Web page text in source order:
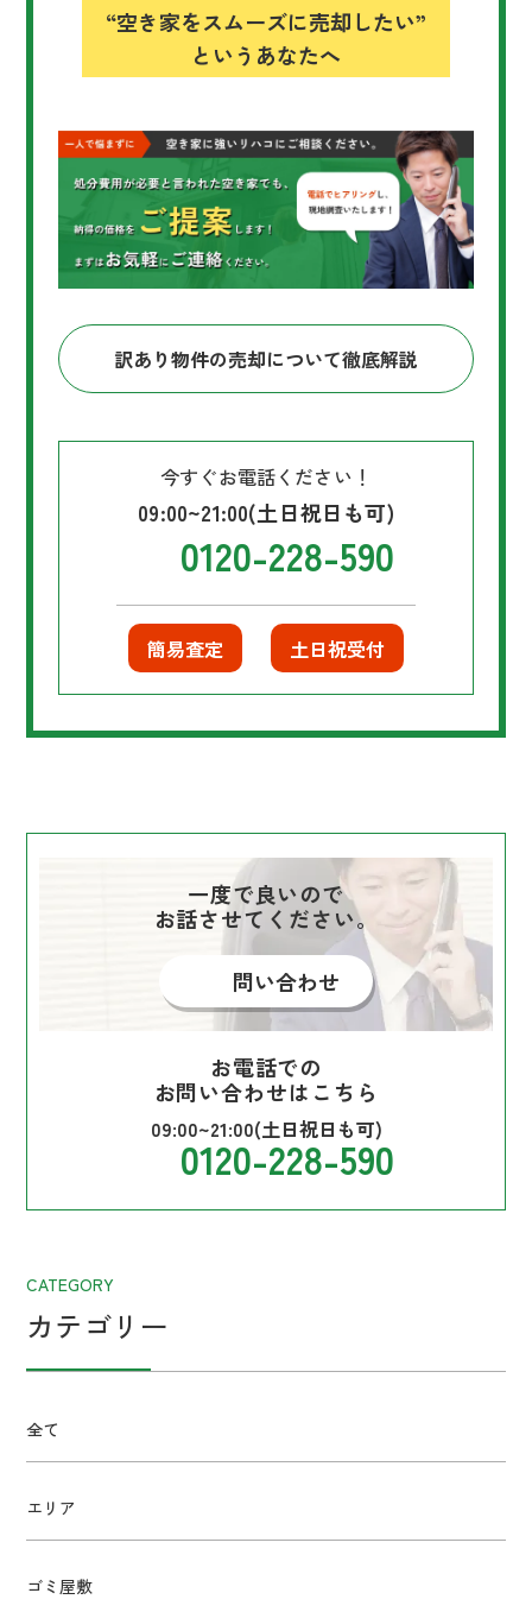
“空き家をスムーズに売却したい”
というあなたへ
訳あり物件の売却について徹底解説
今すぐお電話ください！
09:00~21:00(土日祝日も可)
0120-228-590
簡易査定 土日祝受付
一度で良いので
お話させてください。
問い合わせ
お電話での
お問い合わせはこちら
09:00~21:00(土日祝日も可)
0120-228-590
CATEGORY
カテゴリー
全て
エリア
ゴミ屋敷